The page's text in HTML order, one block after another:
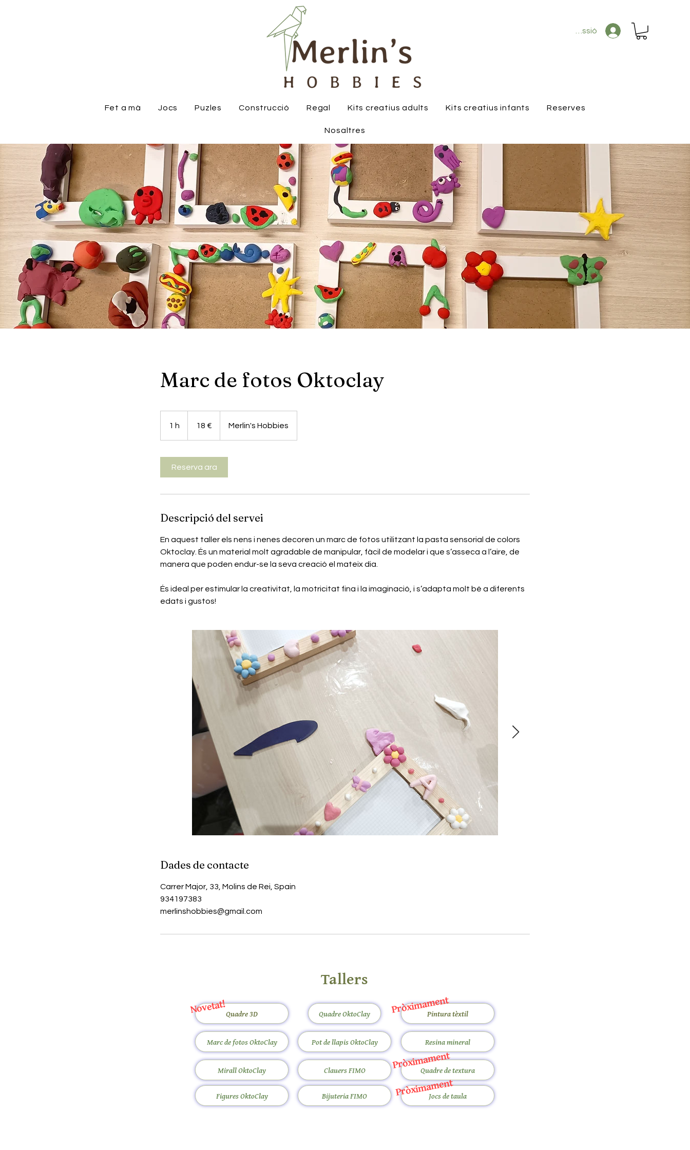
Inicia la sessió
Fet a mà Jocs Puzles Construcció Regal Kits creatius adults Kits creatius infants Reserves
Nosaltres
Marc de fotos Oktoclay
1 h 18 € Merlin's Hobbies
Reserva ara
Descripció del servei
En aquest taller els nens i nenes decoren un marc de fotos utilitzant la pasta sensorial de colors
Oktoclay. És un material molt agradable de manipular, fàcil de modelar i que s’asseca a l’aire, de
manera que poden endur-se la seva creació el mateix dia.
És ideal per estimular la creativitat, la motricitat fina i la imaginació, i s’adapta molt bé a diferents
edats i gustos!
Dades de contacte
Carrer Major, 33, Molins de Rei, Spain
934197383
merlinshobbies@gmail.com
Tallers
Quadre 3D
Novetat!
Marc de fotos OktoClay
Mirall OktoClay
Figures OktoClay
Quadre OktoClay
Pot de llapis OktoClay
Clauers FIMO
Bijuteria FIMO
Pintura tèxtil
Pròximament
Resina mineral
Quadre de textura
Jocs de taula
Pròximament
Pròximament